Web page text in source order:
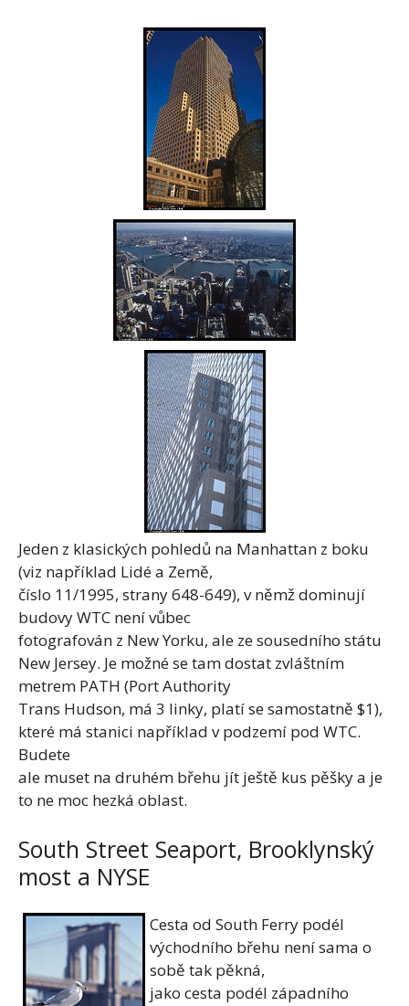
Jeden z klasických pohledů na Manhattan z boku
(viz například Lidé a Země,
číslo 11/1995, strany 648-649), v němž dominují
budovy WTC není vůbec
fotografován z New Yorku, ale ze sousedního státu
New Jersey. Je možné se tam dostat zvláštním
metrem PATH (Port Authority
Trans Hudson, má 3 linky, platí se samostatně $1),
které má stanici například v podzemí pod WTC.
Budete
ale muset na druhém břehu jít ještě kus pěšky a je
to ne moc hezká oblast.
South Street Seaport, Brooklynský
most a NYSE
Cesta od South Ferry podél
východního břehu není sama o
sobě tak pěkná,
jako cesta podél západního